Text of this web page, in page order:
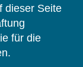
dieser Seite
für die